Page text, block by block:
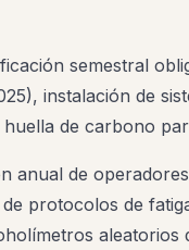
semestral
instalación de
de carbono
anual de
protocolos de
aleatorios